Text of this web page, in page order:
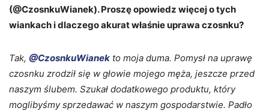
(@CzosnkuWianek). Proszę opowiedz więcej o tych
wiankach i dlaczego akurat właśnie uprawa czosnku?
Tak, @CzosnkuWianek to moja duma. Pomysł na uprawę
czosnku zrodził się w głowie mojego męża, jeszcze przed
naszym ślubem. Szukał dodatkowego produktu, który
moglibyśmy sprzedawać w naszym gospodarstwie. Padło